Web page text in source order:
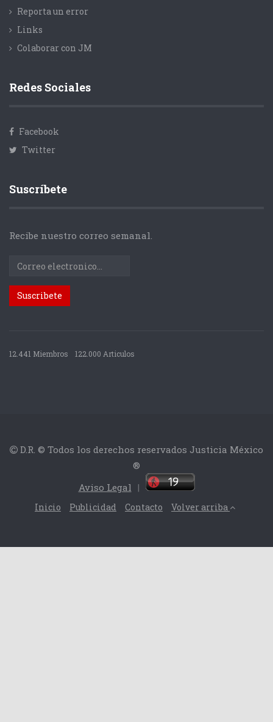
Reporta un error
Links
Colaborar con JM
Redes Sociales
Facebook
Twitter
Suscríbete
Recibe nuestro correo semanal.
12.441 Miembros 122.000 Articulos
D.R. © Todos los derechos reservados Justicia México
®
Aviso Legal |
Inicio Publicidad Contacto Volver arriba